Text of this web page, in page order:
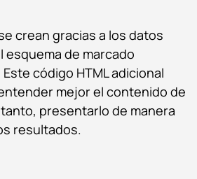
crean gracias a los datos
de marcado
código HTML adicional
mejor el contenido de
presentarlo de manera
resultados.